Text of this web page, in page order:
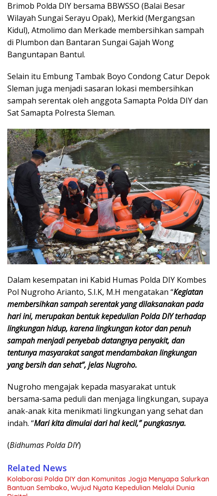
Brimob Polda DIY bersama BBWSSO (Balai Besar
Wilayah Sungai Serayu Opak), Merkid (Mergangsan
Kidul), Atmolimo dan Merkade membersihkan sampah
di Plumbon dan Bantaran Sungai Gajah Wong
Banguntapan Bantul.
Selain itu Embung Tambak Boyo Condong Catur Depok
Sleman juga menjadi sasaran lokasi membersihkan
sampah serentak oleh anggota Samapta Polda DIY dan
Sat Samapta Polresta Sleman.
Dalam kesempatan ini Kabid Humas Polda DIY Kombes
Pol Nugroho Arianto, S.I.K, M.H mengatakan “Kegiatan
membersihkan sampah serentak yang dilaksanakan pada
hari ini, merupakan bentuk kepedulian Polda DIY terhadap
lingkungan hidup, karena lingkungan kotor dan penuh
sampah menjadi penyebab datangnya penyakit, dan
tentunya masyarakat sangat mendambakan lingkungan
yang bersih dan sehat”, jelas Nugroho.
Nugroho mengajak kepada masyarakat untuk
bersama-sama peduli dan menjaga lingkungan, supaya
anak-anak kita menikmati lingkungan yang sehat dan
indah. “Mari kita dimulai dari hal kecil,” pungkasnya.
(Bidhumas Polda DIY)
Related News
Kolaborasi Polda DIY dan Komunitas Jogja Menyapa Salurkan
Bantuan Sembako, Wujud Nyata Kepedulian Melalui Dunia